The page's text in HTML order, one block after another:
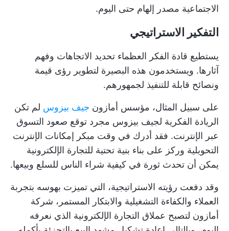
الاجتماعية مصدر إلهام حتى اليوم.
التفكير الاستراتيجي
يستطيع قادة الفكر العظماء تحديد الاتجاهات وفهم
آثارها. ويستخدمون هذه البصيرة لتطوير رؤى قيمة
ونصائح قابلة للتنفيذ لجمهورهم.
على سبيل المثال، مؤسس أمازون جيف بيزوس لم تكن
الريادة الفكرية لجيف بيزوس مجرد توقع صعود التسوق
عبر الإنترنت. فقد أدرك في وقت مبكر إمكانات الإنترنت
التحويلية وركز على بناء بنية تحتية للتجارة الإلكترونية
يمكن أن تحدث ثورة في كيفية شراء الناس للسلع وبيعها.
وقد دفعت رؤيته الاستراتيجية، التي تميزت بهوسه بتجربة
العملاء والكفاءة التشغيلية والابتكار المستمر، شركة
أمازون لتصبح عملاق التجارة الإلكترونية الذي نعرفه